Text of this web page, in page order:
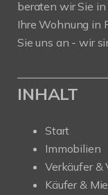
beraten wir Sie in
Ihre Wohnung in
Sie uns an - wir
INHALT
Start
Immobilien
Verkäufer &
Käufer &